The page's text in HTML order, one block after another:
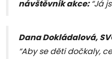
návštěvník akce:“Já
Dana Dokládalová,
“Aby se děti dočkaly,